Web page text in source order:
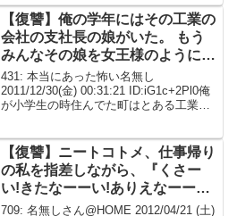
ん」と声をかけられたので...
【復讐】俺の学年にはその工業の
会社の支社長の娘がいた。 もう
みんなその娘を女王様のように扱
っていた。
431: 本当にあった怖い名無し
2011/12/30(金) 00:31:21 ID:iG1c+2Pl0俺
が小学生の時住んでた町はとある工業地
会社と会社の下請けの社...
【復讐】ニートコトメ、仕事帰り
の私を指差しながら、『くさー
い!きたなーーい!ありえなーー
い!』【ワロタ】
709: 名無しさん@HOME 2012/04/21 (土)